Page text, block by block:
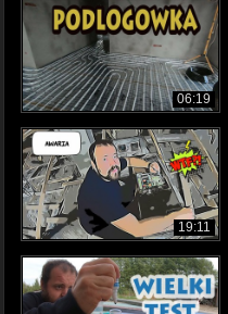
06:19
19:11